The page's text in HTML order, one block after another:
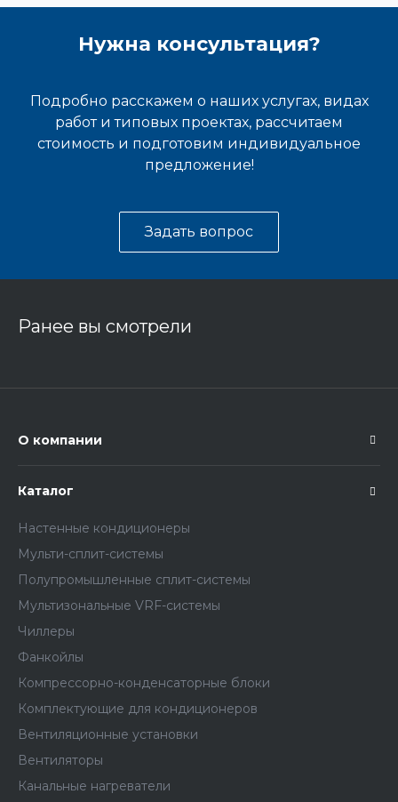
Нужна консультация?
Подробно расскажем о наших услугах, видах
работ и типовых проектах, рассчитаем
стоимость и подготовим индивидуальное
предложение!
Задать вопрос
Ранее вы смотрели
О компании
Каталог
Настенные кондиционеры
Мульти-сплит-системы
Полупромышленные сплит-системы
Мультизональные VRF-системы
Чиллеры
Фанкойлы
Компрессорно-конденсаторные блоки
Комплектующие для кондиционеров
Вентиляционные установки
Вентиляторы
Канальные нагреватели